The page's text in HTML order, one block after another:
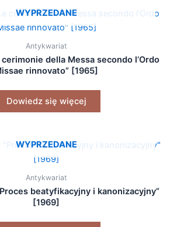
WYPRZEDANE
Antykwariat
cerimonie della Messa secondo l’Ordo
rinnovato” [1965]
Dowiedz się więcej
WYPRZEDANE
Antykwariat
beatyfikacyjny i kanonizacyjny”
[1969]